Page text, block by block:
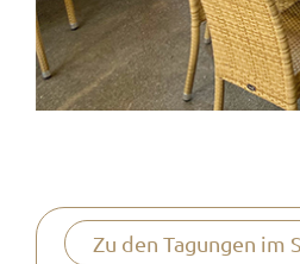
Zu den Tagungen im